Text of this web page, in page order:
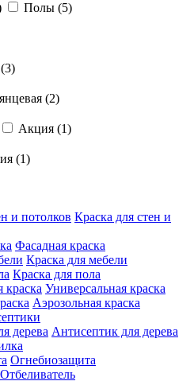
Полы (5)
3)
(2)
Акция (1)
(1)
Краска для стен и
Фасадная краска
Краска для мебели
Краска для пола
Универсальная краска
Аэрозольная краска
Антисептик для дерева
Огнебиозащита
Отбеливатель